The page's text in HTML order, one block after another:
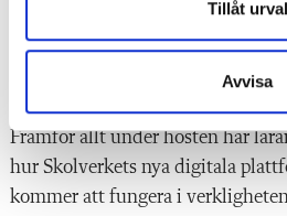
Tillåt urval
Avvisa
– Exakt. Därför håller vi på att se
Framför allt under hösten har
hur Skolverkets nya digitala
kommer att fungera i